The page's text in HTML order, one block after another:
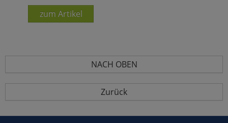
zum Artikel
NACH OBEN
Zurück